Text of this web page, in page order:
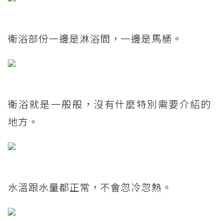
衛浴部份一邊是淋浴間，一邊是馬桶。
衛浴就是一般般，沒有什麼特別需要介紹的
地方。
水溫跟水量都正常，不會忽冷忽熱。